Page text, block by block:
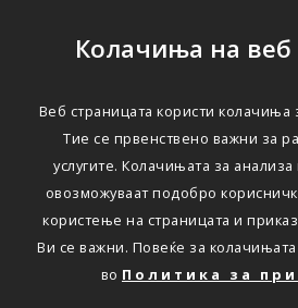
Колачиња на веб
Веб страницата користи
Тие се првенствено важни за
услугите. Колачињата за
овозможуваат подобро
користење на страницата и
Ви се важни. Повеќе за
во Политика за